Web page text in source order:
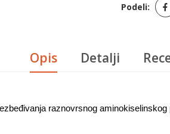
Podeli:
Opis Detalji
raznovrsnog